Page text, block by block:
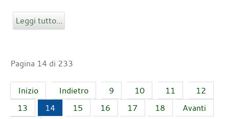
Leggi tutto...
Pagina 14 di 233
Inizio Indietro 9 10 11
12
13
14 15 16 17 18
Avanti